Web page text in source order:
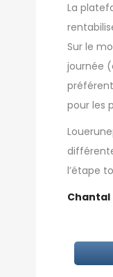
La
Sur le
journée
pour les
l’étape
Chantal